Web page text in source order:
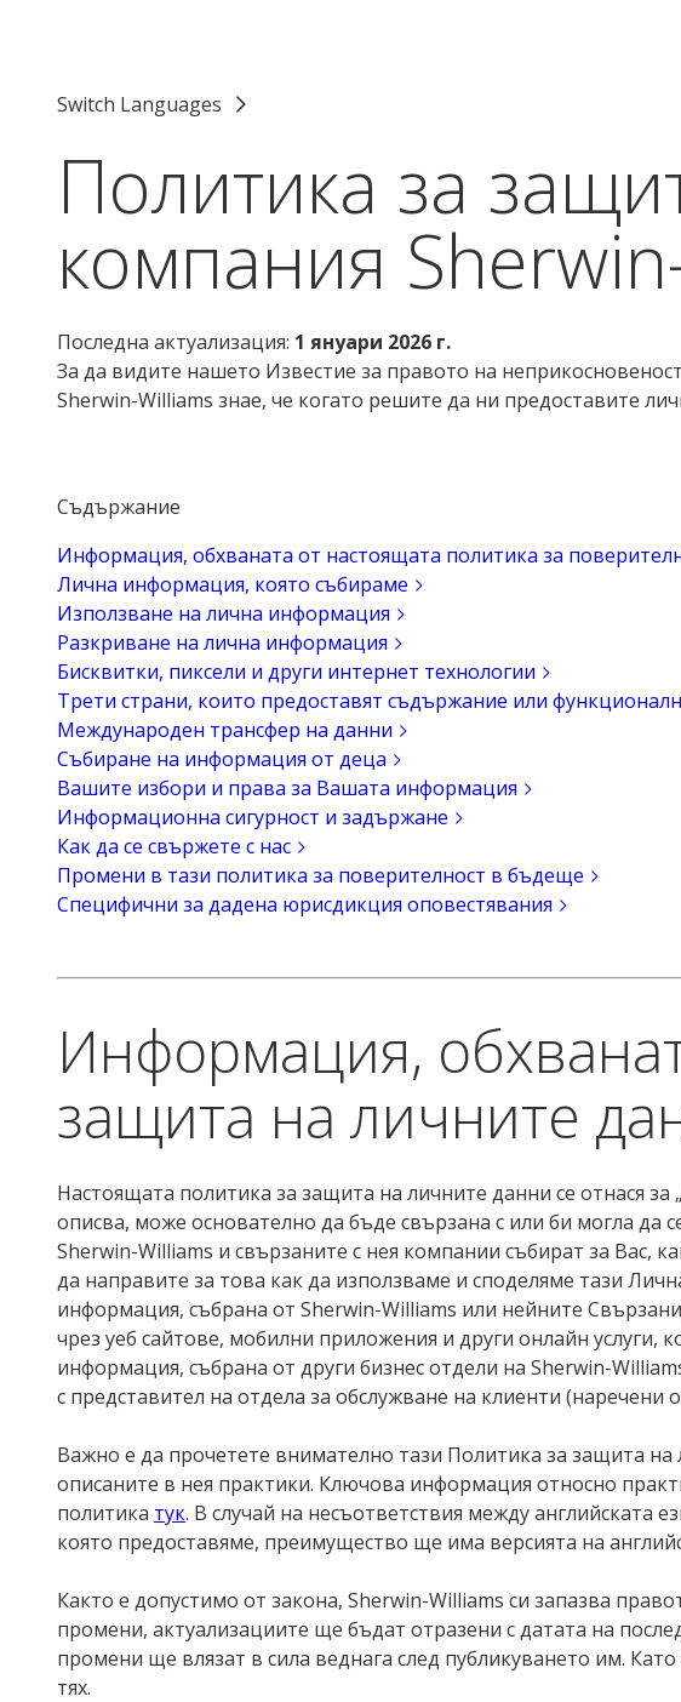
Switch Languages
Политика за
компания
Последна актуализация: 1 януари 2026 г.
За да видите нашето Известие за правото на
Sherwin-Williams знае, че когато решите да ни предоставите
Съдържание
Информация, обхваната от настоящата политика за
Лична информация, която събираме
Използване на лична информация
Разкриване на лична информация
Бисквитки, пиксели и други интернет технологии
Трети страни, които предоставят съдържание или
Международен трансфер на данни
Събиране на информация от деца
Вашите избори и права за Вашата информация
Информационна сигурност и задържане
Как да се свържете с нас
Промени в тази политика за поверителност в бъдеще
Специфични за дадена юрисдикция оповестявания
Информация,
защита на личните
Настоящата политика за защита на личните данни се отнася за „
описва, може основателно да бъде свързана с или би могла да
Sherwin-Williams и свързаните с нея компании събират за
да направите за това как да използваме и споделяме тази
информация, събрана от Sherwin-Williams или нейните
чрез уеб сайтове, мобилни приложения и други онлайн услуги,
информация, събрана от други бизнес отдели на Sherwin-
с представител на отдела за обслужване на клиенти (наречени
Важно е да прочетете внимателно тази Политика за защита на
описаните в нея практики. Ключова информация относно
политика тук. В случай на несъответствия между английската
която предоставяме, преимущество ще има версията на
Както е допустимо от закона, Sherwin-Williams си запазва
промени, актуализациите ще бъдат отразени с датата на
промени ще влязат в сила веднага след публикуването им.
тях.